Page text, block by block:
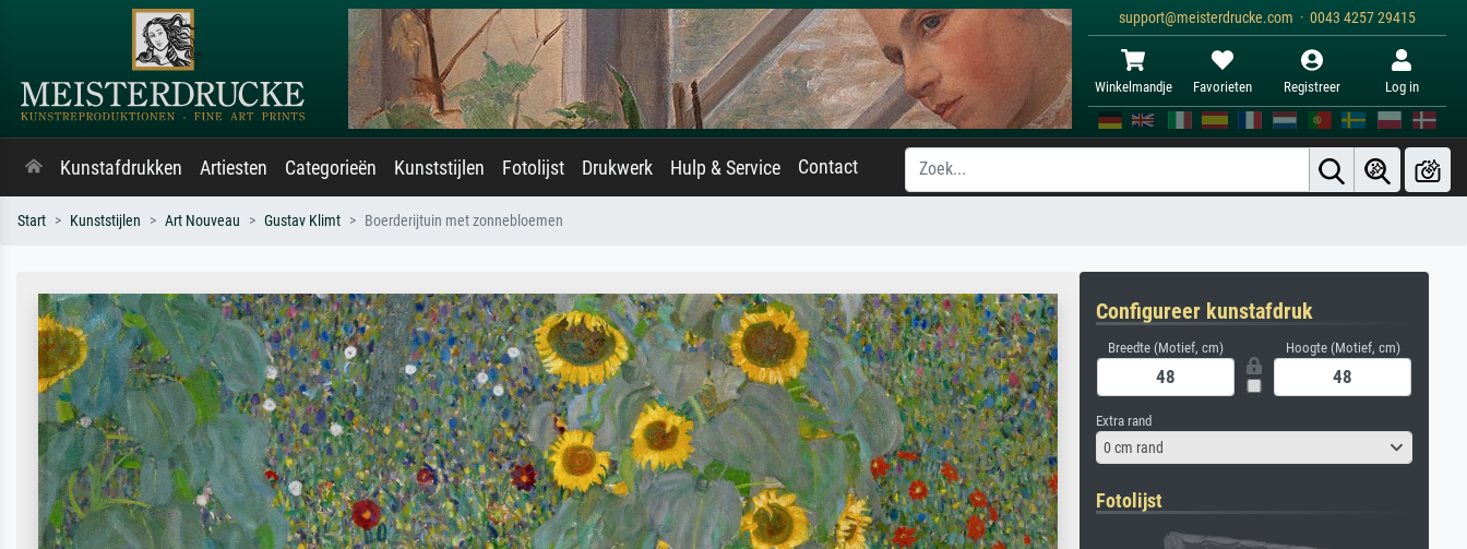
support@meisterdrucke.com · 0043 4257 29415
Winkelmandje Favorieten Registreer Log in
Kunstafdrukken Artiesten Categorieën Kunststijlen Fotolijst Drukwerk Hulp & Service Contact
Start Kunststijlen Art Nouveau Gustav Klimt Boerderijtuin met zonnebloemen
Configureer kunstafdruk
Breedte (Motief, cm) Hoogte (Motief, cm)
Extra rand
0 cm rand
Fotolijst